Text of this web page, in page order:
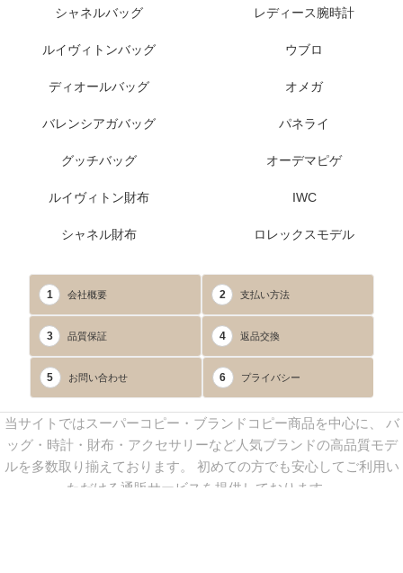
シャネルバッグ
ルイヴィトンバッグ
ディオールバッグ
バレンシアガバッグ
グッチバッグ
ルイヴィトン財布
シャネル財布
レディース腕時計
ウブロ
オメガ
パネライ
オーデマピゲ
IWC
ロレックスモデル
1 会社概要 2 支払い方法
3 品質保証 4 返品交換
5 お問い合わせ 6 プライバシー
当サイトではスーパーコピー・ブランドコピー商品を中心に、 バ
ッグ・時計・財布・アクセサリーなど人気ブランドの高品質モデ
ルを多数取り揃えております。 初めての方でも安心してご利用い
ただける通販サービスを提供しております。